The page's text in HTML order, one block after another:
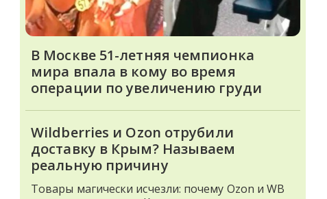
В Москве 51-летняя чемпионка
мира впала в кому во время
операции по увеличению груди
Wildberries и Ozon отрубили
доставку в Крым? Называем
реальную причину
Товары магически исчезли: почему Ozon и WB